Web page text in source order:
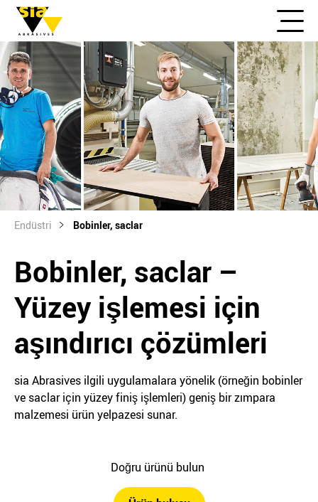
Endüstri Bobinler, saclar
Bobinler, saclar –
Yüzey işlemesi için
aşındırıcı çözümleri
sia Abrasives ilgili uygulamalara yönelik (örneğin bobinler
ve saclar için yüzey finiş işlemleri) geniş bir zımpara
malzemesi ürün yelpazesi sunar.
Doğru ürünü bulun